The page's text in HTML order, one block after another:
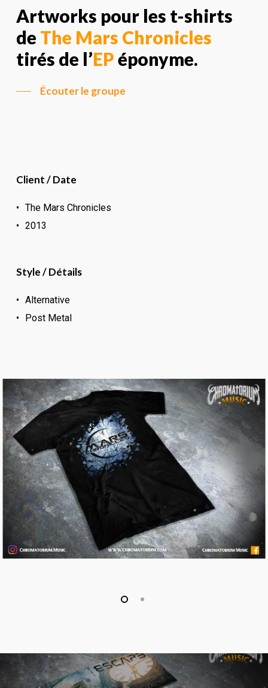
Artworks pour les t-shirts
de The Mars Chronicles
tirés de l’EPéponyme.
Écouter le groupe
Client / Date
The Mars Chronicles
2013
Style / Détails
Alternative
Post Metal